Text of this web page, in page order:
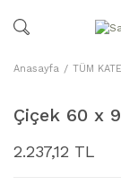
Anasayfa TÜM
Çiçek 60 x
2.237,12 TL